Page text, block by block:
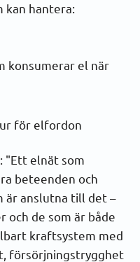
kan hantera:
konsumerar el när
för elfordon
"Ett elnät som
beteenden och
är anslutna till det –
de som är både
kraftsystem med
försörjningstrygghet